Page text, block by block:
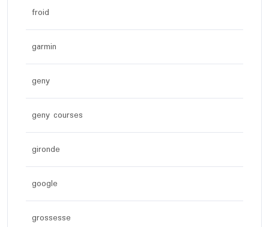
froid
garmin
geny
geny courses
gironde
google
grossesse